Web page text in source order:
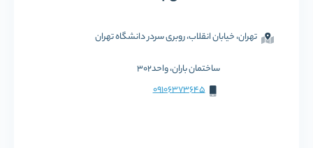
تهران، خیابان انقلاب، روبری سردر دانشگاه تهران
ساختمان باران، واحد302
09106373645